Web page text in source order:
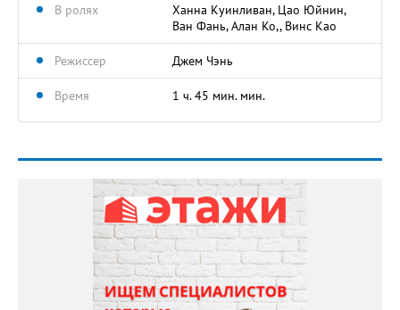
В ролях
Ханна Куинливан, Цао Юйнин,
Ван Фань, Алан Ко,, Винс Као
Режиссер Джем Чэнь
Время 1 ч. 45 мин. мин.